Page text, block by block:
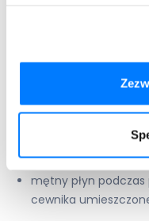
senność;
ból w klatce
obrzęk dziąseł;
obrzęk twarzy,
połykaniu, lub
mętny płyn
cewnika